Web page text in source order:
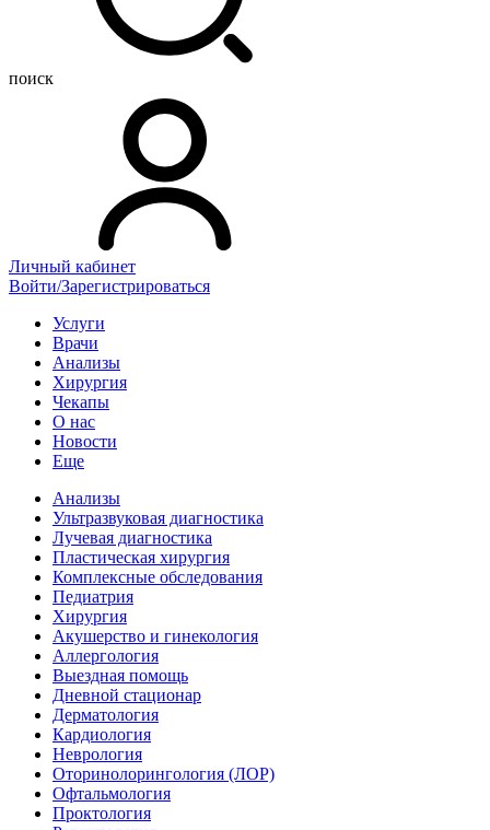
поиск
Личный кабинет
Войти/Зарегистрироваться
Услуги
Врачи
Анализы
Хирургия
Чекапы
О нас
Новости
Еще
Анализы
Ультразвуковая диагностика
Лучевая диагностика
Пластическая хирургия
Комплексные обследования
Педиатрия
Хирургия
Акушерство и гинекология
Аллергология
Выездная помощь
Дневной стационар
Дерматология
Кардиология
Неврология
Оторинолорингология (ЛОР)
Офтальмология
Проктология